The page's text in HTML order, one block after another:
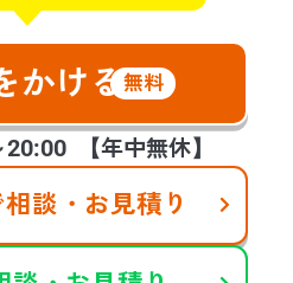
かける無料
20:00 【年中無休】
談・お見積り
付け遺品の合同供養
スクリーニング空家整理
提携企業様の募集
days,Inc